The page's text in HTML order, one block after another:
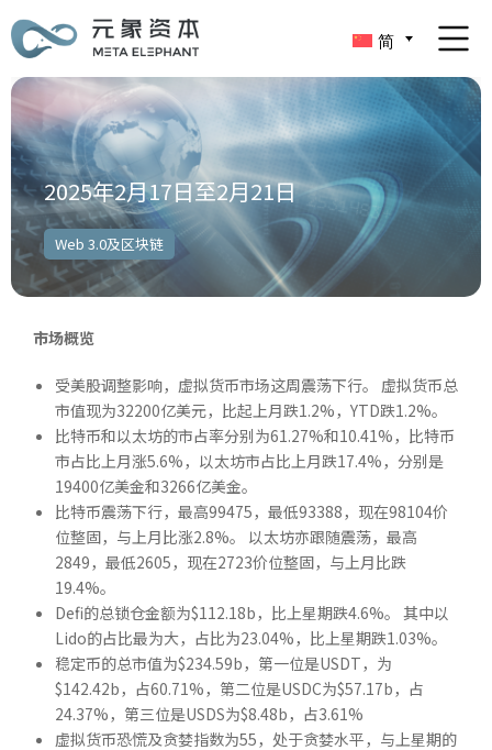
简
2025年2月17日至2月21日
Web 3.0及区块链
市场概览
受美股调整影响，虚拟货币市场这周震荡下行。 虚拟货币总
市值现为32200亿美元，比起上月跌1.2%，YTD跌1.2%。
比特币和以太坊的市占率分别为61.27%和10.41%，比特币
市占比上月涨5.6%，以太坊市占比上月跌17.4%，分别是
19400亿美金和3266亿美金。
比特币震荡下行，最高99475，最低93388，现在98104价
位整固，与上月比涨2.8%。 以太坊亦跟随震荡，最高
2849，最低2605，现在2723价位整固，与上月比跌
19.4%。
Defi的总锁仓金额为$112.18b，比上星期跌4.6%。 其中以
Lido的占比最为大，占比为23.04%，比上星期跌1.03%。
稳定币的总市值为$234.59b，第一位是USDT，为
$142.42b，占60.71%，第二位是USDC为$57.17b，占
24.37%，第三位是USDS为$8.48b，占3.61%
虚拟货币恐慌及贪婪指数为55，处于贪婪水平，与上星期的